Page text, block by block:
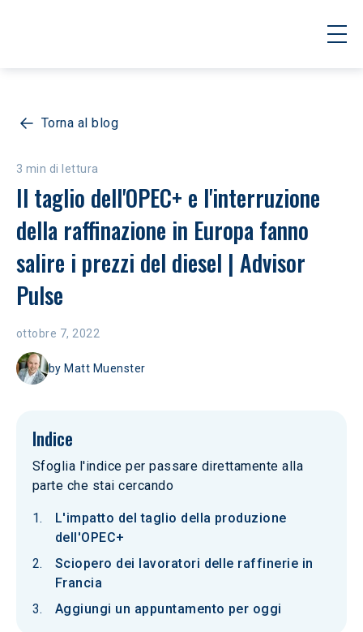
Torna al blog
3 min di lettura
Il taglio dell'OPEC+ e l'interruzione
della raffinazione in Europa fanno
salire i prezzi del diesel | Advisor
Pulse
ottobre 7, 2022
by Matt Muenster
Indice
Sfoglia l'indice per passare direttamente alla
parte che stai cercando
L'impatto del taglio della produzione
dell'OPEC+
Sciopero dei lavoratori delle raffinerie in
Francia
Aggiungi un appuntamento per oggi